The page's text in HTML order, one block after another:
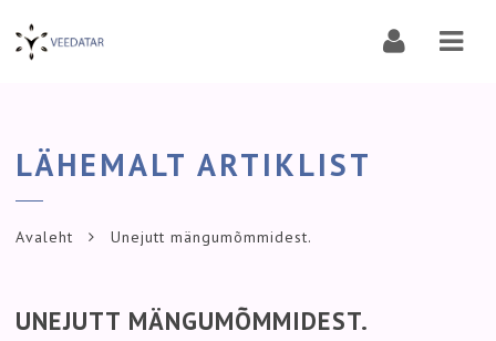
LÄHEMALT ARTIKLIST
Avaleht Unejutt mängumõmmidest.
UNEJUTT MÄNGUMÕMMIDEST.